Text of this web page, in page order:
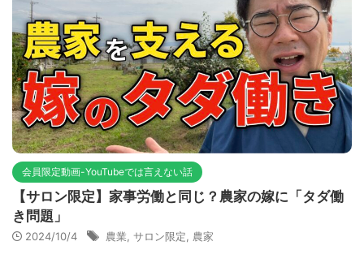
会員限定動画-YouTubeでは言えない話
【サロン限定】家事労働と同じ？農家の嫁に「タダ働
き問題」
2024/10/4 農業 サロン限定 農家